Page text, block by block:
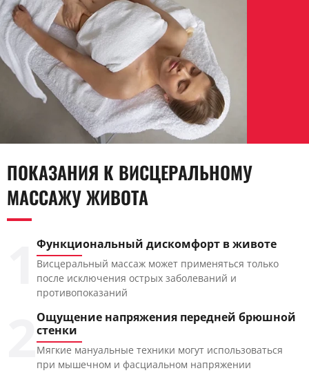
ПОКАЗАНИЯ К ВИСЦЕРАЛЬНОМУ
МАССАЖУ ЖИВОТА
Функциональный дискомфорт в животе
Висцеральный массаж может применяться только
после исключения острых заболеваний и
противопоказаний
Ощущение напряжения передней брюшной
стенки
Мягкие мануальные техники могут использоваться
при мышечном и фасциальном напряжении